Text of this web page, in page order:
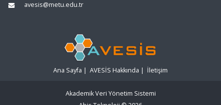
avesis@metu.edu.tr
Ana Sayfa | AVESİS Hakkında | İletişim
Akademik Veri Yönetim Sistemi